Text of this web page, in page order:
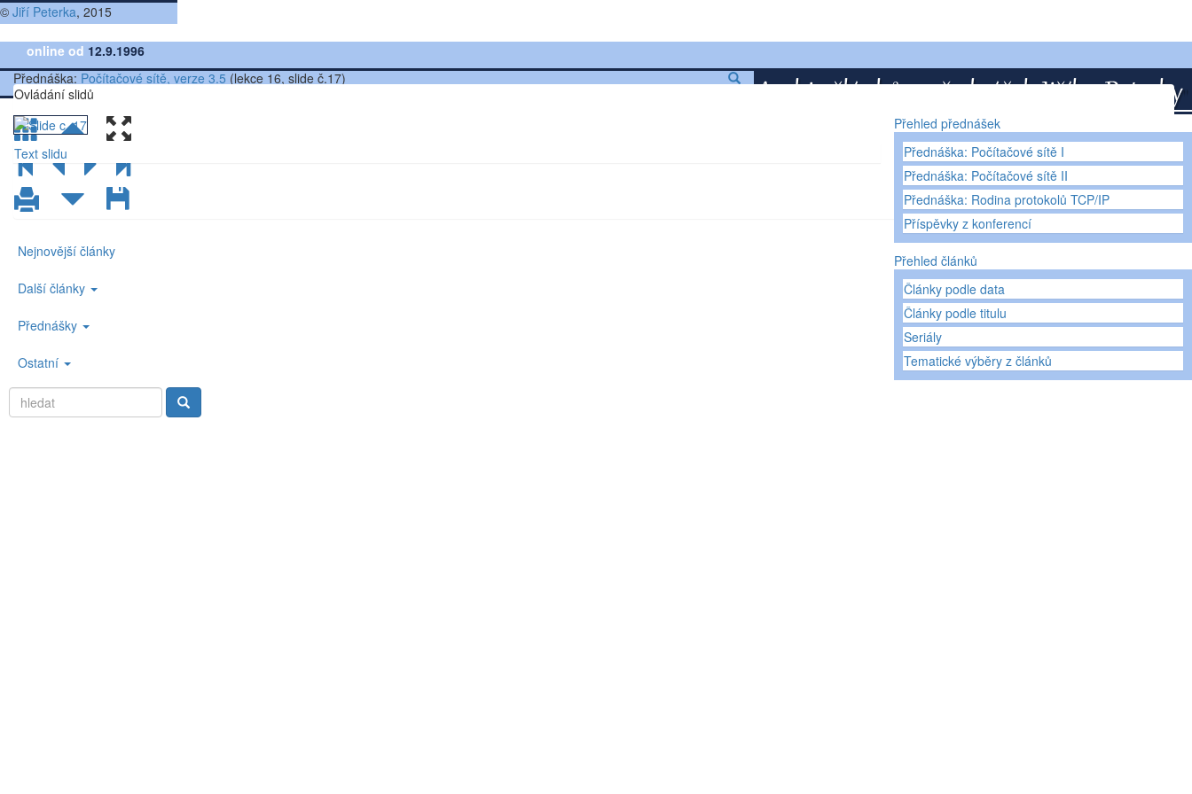
© Jiří Peterka, 2015
online od 12.9.1996
Ovládání slidů
Nejnovější články
Další články
Přednášky
Ostatní
Přednáška: Počítačové sítě, verze 3.5 (lekce 16, slide č.17)
Text slidu
Přehled přednášek
Přednáška: Počítačové sítě I
Přednáška: Počítačové sítě II
Přednáška: Rodina protokolů TCP/IP
Příspěvky z konferencí
Přehled článků
Články podle data
Články podle titulu
Seriály
Tematické výběry z článků